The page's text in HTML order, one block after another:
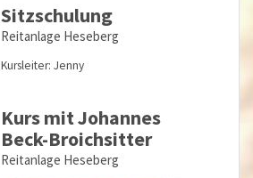
Sitzschulung
Reitanlage Heseberg
Kursleiter: Jenny
Kurs mit Johannes
Beck-Broichsitter
Reitanlage Heseberg